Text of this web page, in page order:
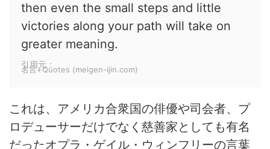
then even the small steps and little
victories along your path will take on
greater meaning.
引用元：
名言+Quotes (meigen-ijin.com)
これは、アメリカ合衆国の俳優や司会者、プ
ロデューサーだけでなく慈善家としても有名
だったオプラ・ゲイル・ウィンフリーの言葉